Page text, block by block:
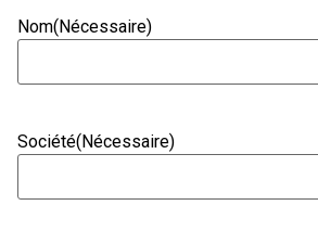
Nom(Nécessaire)
Société(Nécessaire)